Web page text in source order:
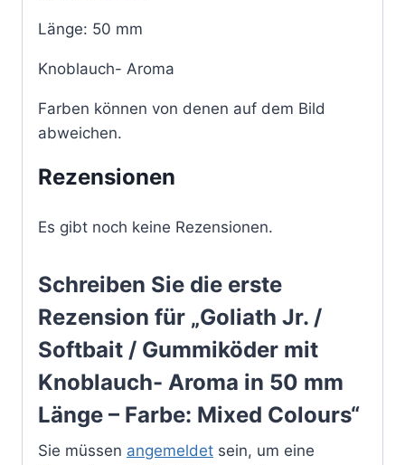
Länge: 50 mm
Knoblauch- Aroma
Farben können von denen auf dem Bild
abweichen.
Rezensionen
Es gibt noch keine Rezensionen.
Schreiben Sie die erste
Rezension für „Goliath Jr. /
Softbait / Gummiköder mit
Knoblauch- Aroma in 50 mm
Länge – Farbe: Mixed Colours“
Sie müssen angemeldet sein, um eine